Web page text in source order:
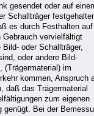
gesendet oder auf
Schallträger
es durch Festhalten auf
Gebrauch vervielfältigt
oder Schallträger,
oder andere Bild-
(Trägermaterial) im
kommen, Anspruch
daß das Trägermaterial
zum eigenen
genügt. Bei der